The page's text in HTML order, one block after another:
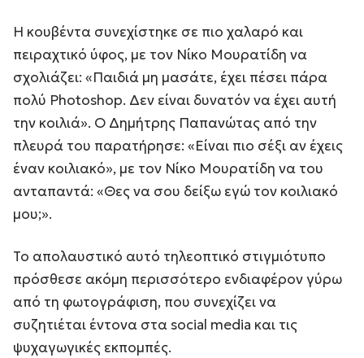
Η κουβέντα συνεχίστηκε σε πιο χαλαρό και
πειραχτικό ύφος, με τον Νίκο Μουρατίδη να
σχολιάζει: «Παιδιά μη μασάτε, έχει πέσει πάρα
πολύ Photoshop. Δεν είναι δυνατόν να έχει αυτή
την κοιλιά». Ο Δημήτρης Παπανώτας από την
πλευρά του παρατήρησε: «Είναι πιο σέξι αν έχεις
έναν κοιλιακό», με τον Νίκο Μουρατίδη να του
ανταπαντά: «Θες να σου δείξω εγώ τον κοιλιακό
μου;».
Το απολαυστικό αυτό τηλεοπτικό στιγμιότυπο
πρόσθεσε ακόμη περισσότερο ενδιαφέρον γύρω
από τη φωτογράφιση, που συνεχίζει να
συζητιέται έντονα στα social media και τις
ψυχαγωγικές εκπομπές.